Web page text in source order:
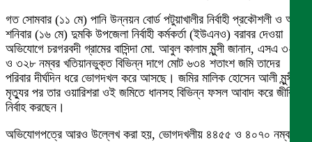
গত সোমবার (১১ মে) পানি উন্নয়ন বোর্ড পটুয়াখালীর নির্বাহী প্রকৌশলী ও আজ
শনিবার (১৬ মে) দুমকি উপজেলা নির্বাহী কর্মকর্তা (ইউএনও) বরাবর দেওয়া
অভিযোগে চরগরবদী গ্রামের বাসিন্দা মো. আবুল কালাম মুন্সী জানান, এসএ ৩২১
ও ৩২৮ নম্বর খতিয়ানভুক্ত বিভিন্ন দাগে মোট ৬৩৪ শতাংশ জমি তাদের
পরিবার দীর্ঘদিন ধরে ভোগদখল করে আসছে। জমির মালিক হোসেন আলী মুন্সীর
মৃত্যুর পর তার ওয়ারিশরা ওই জমিতে ধানসহ বিভিন্ন ফসল আবাদ করে জীবিকা
নির্বাহ করছেন।
অভিযোগপত্রে আরও উল্লেখ করা হয়, ভোগদখলীয় ৪৪৫৫ ও ৪০৭০ নম্বর